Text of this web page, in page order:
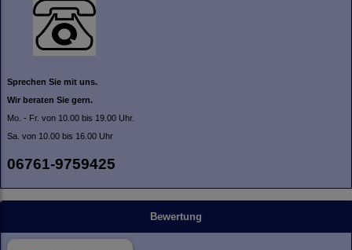
Sprechen Sie mit uns.
Wir beraten Sie gern.
Mo. - Fr. von 10.00 bis 19.00 Uhr.
Sa. von 10.00 bis 16.00 Uhr
06761-9759425
Bewertung